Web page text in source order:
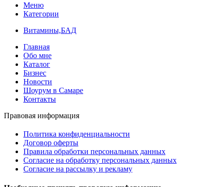
Меню
Категории
Витамины,БАД
Главная
Обо мне
Каталог
Бизнес
Новости
Шоурум в Самаре
Контакты
Правовая информация
Политика конфиденциальности
Договор оферты
Правила обработки персональных данных
Согласие на обработку персональных данных
Согласие на рассылку и рекламу